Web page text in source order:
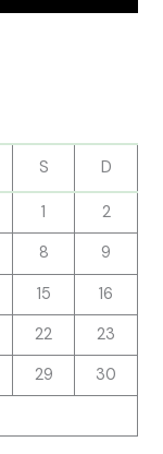
S D
1
2
8
9
15
16
22
23
29
30